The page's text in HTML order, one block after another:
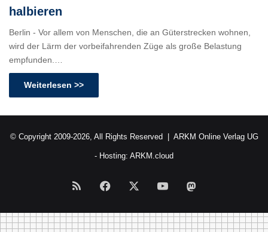
halbieren
Berlin - Vor allem von Menschen, die an Güterstrecken wohnen,
wird der Lärm der vorbeifahrenden Züge als große Belastung
empfunden.…
Weiterlesen >>
© Copyright 2009-2026, All Rights Reserved | ARKM Online Verlag UG
- Hosting: ARKM.cloud
RSS Facebook YouTube